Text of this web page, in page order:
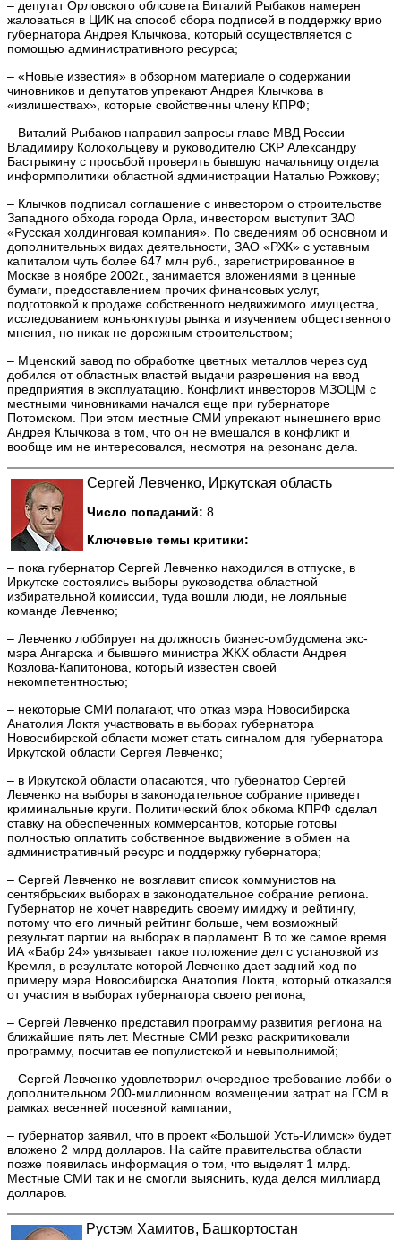
– депутат Орловского облсовета Виталий Рыбаков намерен
жаловаться в ЦИК на способ сбора подписей в поддержку врио
губернатора Андрея Клычкова, который осуществляется с
помощью административного ресурса;
– «Новые известия» в обзорном материале о содержании
чиновников и депутатов упрекают Андрея Клычкова в
«излишествах», которые свойственны члену КПРФ;
– Виталий Рыбаков направил запросы главе МВД России
Владимиру Колокольцеву и руководителю СКР Александру
Бастрыкину с просьбой проверить бывшую начальницу отдела
информполитики областной администрации Наталью Рожкову;
– Клычков подписал соглашение с инвестором о строительстве
Западного обхода города Орла, инвестором выступит ЗАО
«Русская холдинговая компания». По сведениям об основном и
дополнительных видах деятельности, ЗАО «РХК» с уставным
капиталом чуть более 647 млн руб., зарегистрированное в
Москве в ноябре 2002г., занимается вложениями в ценные
бумаги, предоставлением прочих финансовых услуг,
подготовкой к продаже собственного недвижимого имущества,
исследованием конъюнктуры рынка и изучением общественного
мнения, но никак не дорожным строительством;
– Мценский завод по обработке цветных металлов через суд
добился от областных властей выдачи разрешения на ввод
предприятия в эксплуатацию. Конфликт инвесторов МЗОЦМ с
местными чиновниками начался еще при губернаторе
Потомском. При этом местные СМИ упрекают нынешнего врио
Андрея Клычкова в том, что он не вмешался в конфликт и
вообще им не интересовался, несмотря на резонанс дела.
Сергей Левченко, Иркутская область
Число попаданий: 8
Ключевые темы критики:
– пока губернатор Сергей Левченко находился в отпуске, в
Иркутске состоялись выборы руководства областной
избирательной комиссии, туда вошли люди, не лояльные
команде Левченко;
– Левченко лоббирует на должность бизнес-омбудсмена экс-
мэра Ангарска и бывшего министра ЖКХ области Андрея
Козлова-Капитонова, который известен своей
некомпетентностью;
– некоторые СМИ полагают, что отказ мэра Новосибирска
Анатолия Локтя участвовать в выборах губернатора
Новосибирской области может стать сигналом для губернатора
Иркутской области Сергея Левченко;
– в Иркутской области опасаются, что губернатор Сергей
Левченко на выборы в законодательное собрание приведет
криминальные круги. Политический блок обкома КПРФ сделал
ставку на обеспеченных коммерсантов, которые готовы
полностью оплатить собственное выдвижение в обмен на
административный ресурс и поддержку губернатора;
– Сергей Левченко не возглавит список коммунистов на
сентябрьских выборах в законодательное собрание региона.
Губернатор не хочет навредить своему имиджу и рейтингу,
потому что его личный рейтинг больше, чем возможный
результат партии на выборах в парламент. В то же самое время
ИА «Бабр 24» увязывает такое положение дел с установкой из
Кремля, в результате которой Левченко дает задний ход по
примеру мэра Новосибирска Анатолия Локтя, который отказался
от участия в выборах губернатора своего региона;
– Сергей Левченко представил программу развития региона на
ближайшие пять лет. Местные СМИ резко раскритиковали
программу, посчитав ее популистской и невыполнимой;
– Сергей Левченко удовлетворил очередное требование лобби о
дополнительном 200-миллионном возмещении затрат на ГСМ в
рамках весенней посевной кампании;
– губернатор заявил, что в проект «Большой Усть-Илимск» будет
вложено 2 млрд долларов. На сайте правительства области
позже появилась информация о том, что выделят 1 млрд.
Местные СМИ так и не смогли выяснить, куда делся миллиард
долларов.
Рустэм Хамитов, Башкортостан